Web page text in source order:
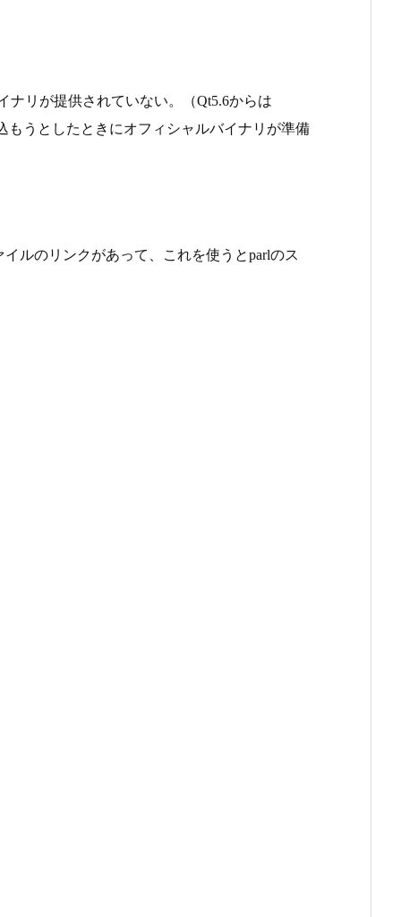
ナリが提供されていない。（Qt5.6からは
もうとしたときにオフィシャルバイナリが準備
ルのリンクがあって、これを使うとparlのス